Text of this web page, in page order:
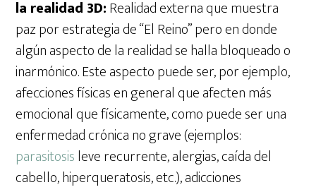
la realidad 3D:Realidad externa que muestra
paz por estrategia de “El Reino” pero en donde
algún aspecto de la realidad se halla bloqueado o
inarmónico. Este aspecto puede ser, por ejemplo,
afecciones físicas en general que afecten más
emocional que físicamente, como puede ser una
enfermedad crónica no grave (ejemplos:
parasitosisleve recurrente, alergias, caída del
cabello, hiperqueratosis, etc.), adicciones